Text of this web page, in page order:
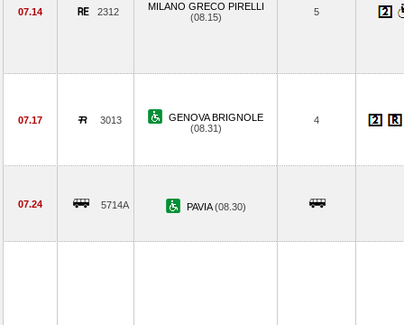
07.14 2312
MILANO GRECO PIRELLI
(08.15)
5
07.17 3013
GENOVA BRIGNOLE
(08.31)
4
07.24 5714A PAVIA(08.30)